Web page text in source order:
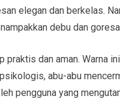
elegan dan berkelas.
debu dan
praktis dan aman. Warna
abu-abu
pengguna yang